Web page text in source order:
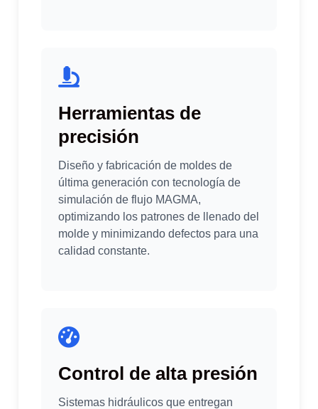
Herramientas de
precisión
Diseño y fabricación de moldes de
última generación con tecnología de
simulación de flujo MAGMA,
optimizando los patrones de llenado del
molde y minimizando defectos para una
calidad constante.
Control de alta presión
Sistemas hidráulicos que entregan